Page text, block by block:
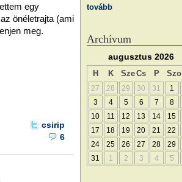
egy
önéletrajta (ami
meg.
csirip
6
tovább
Archívum
augusztus 2026
H K SzeCs P Szo
27 28 29 30 31 1
3
4 5 6 7 8
10
11 12 13 14 15
17
18 19 20 21 22
24
25 26 27 28 29
31
1 2 3 4 5